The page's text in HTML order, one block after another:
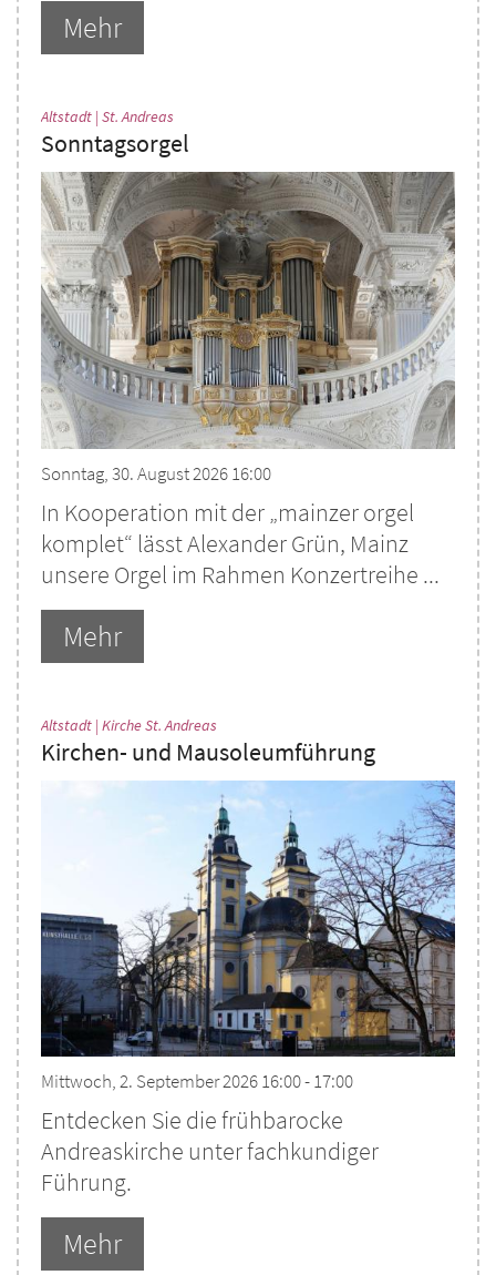
Mehr
Altstadt | St. Andreas
Sonntagsorgel
Sonntag, 30. August 2026 16:00
In Kooperation mit der „mainzer orgel
komplet“ lässt Alexander Grün, Mainz
unsere Orgel im Rahmen Konzertreihe ...
Mehr
Altstadt | Kirche St. Andreas
Kirchen- und Mausoleumführung
Mittwoch, 2. September 2026 16:00 - 17:00
Entdecken Sie die frühbarocke
Andreaskirche unter fachkundiger
Führung.
Mehr